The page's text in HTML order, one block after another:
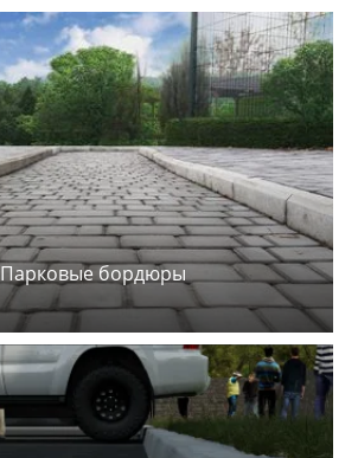
Парковые бордюры